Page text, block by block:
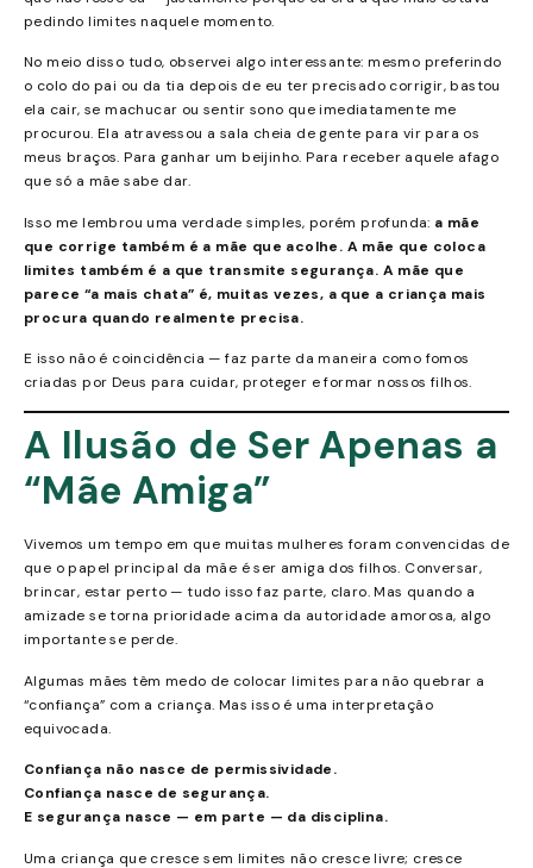
pedindo limites naquele momento.
No meio disso tudo, observei algo interessante: mesmo preferindo
o colo do pai ou da tia depois de eu ter precisado corrigir, bastou
ela cair, se machucar ou sentir sono que imediatamente me
procurou. Ela atravessou a sala cheia de gente para vir para os
meus braços. Para ganhar um beijinho. Para receber aquele afago
que só a mãe sabe dar.
Isso me lembrou uma verdade simples, porém profunda: a mãe
que corrige também é a mãe que acolhe. A mãe que coloca
limites também é a que transmite segurança. A mãe que
parece “a mais chata” é, muitas vezes, a que a criança mais
procura quando realmente precisa.
E isso não é coincidência — faz parte da maneira como fomos
criadas por Deus para cuidar, proteger e formar nossos filhos.
A Ilusão de Ser Apenas a
“Mãe Amiga”
Vivemos um tempo em que muitas mulheres foram convencidas de
que o papel principal da mãe é ser amiga dos filhos. Conversar,
brincar, estar perto — tudo isso faz parte, claro. Mas quando a
amizade se torna prioridade acima da autoridade amorosa, algo
importante se perde.
Algumas mães têm medo de colocar limites para não quebrar a
“confiança” com a criança. Mas isso é uma interpretação
equivocada.
Confiança não nasce de permissividade.
Confiança nasce de segurança.
E segurança nasce — em parte — da disciplina.
Uma criança que cresce sem limites não cresce livre; cresce